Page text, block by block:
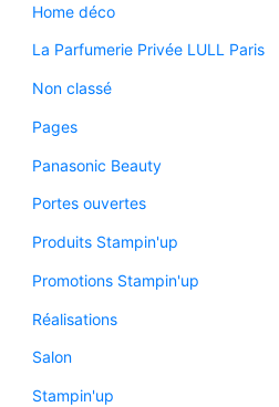
Home déco
La Parfumerie Privée LULL Paris
Non classé
Pages
Panasonic Beauty
Portes ouvertes
Produits Stampin'up
Promotions Stampin'up
Réalisations
Salon
Stampin'up